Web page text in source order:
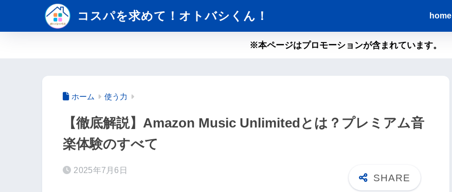
コスパを求めて！オトバシくん！ home
※本ページはプロモーションが含まれています。
ホーム 使う力
【徹底解説】Amazon Music Unlimitedとは？プレミアム音
楽体験のすべて
2025年7月6日